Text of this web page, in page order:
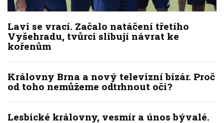
Lavi se vrací. Začalo natáčení třetího
Vyšehradu, tvůrci slibují návrat ke
kořenům
Královny Brna a nový televizní bizár. Proč
od toho nemůžeme odtrhnout oči?
Lesbické královny, vesmír a únos bývalé.